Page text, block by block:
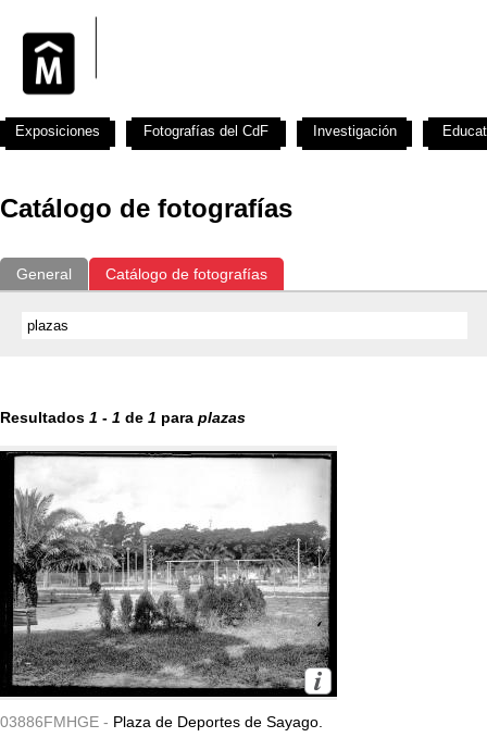
Catálogo de fotografías
General Catálogo de fotografías
Resultados 1 - 1 de 1 para plazas
03886FMHGE - Plaza de Deportes de Sayago.
Exposiciones Fotografías del CdF Investigación